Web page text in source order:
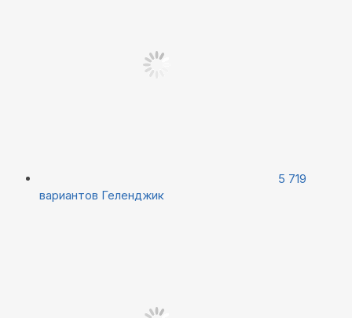
5 719
вариантов Геленджик